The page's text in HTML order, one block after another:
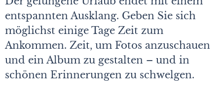
entspannten Ausklang. Geben Sie sich
möglichst einige Tage Zeit zum
Ankommen. Zeit, um Fotos anzuschauen
und ein Album zu gestalten – und in
schönen Erinnerungen zu schwelgen.